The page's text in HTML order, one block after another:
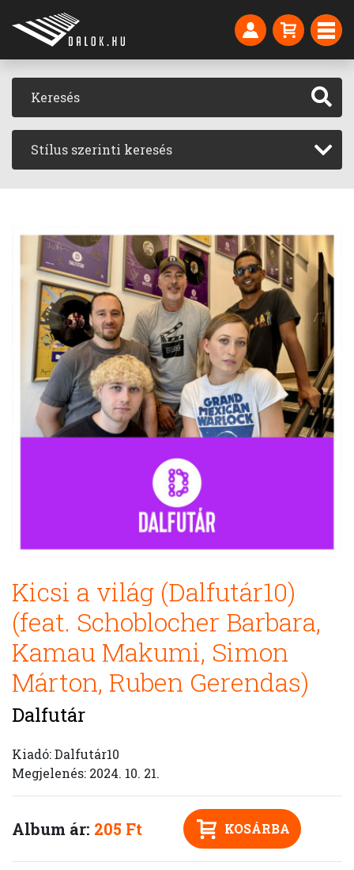
Stílus szerinti keresés
Kicsi a világ (Dalfutár10)
(feat. Schoblocher Barbara,
Kamau Makumi, Simon
Márton, Ruben Gerendas)
Dalfutár
Kiadó: Dalfutár10
Megjelenés: 2024. 10. 21.
Album ár: 205 Ft KOSÁRBA